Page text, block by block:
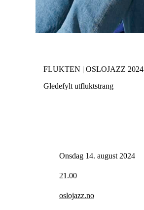
FLUKTEN | OSLOJAZZ 2024
Gledefylt utfluktstrang
Onsdag 14. august 2024
21.00
oslojazz.no